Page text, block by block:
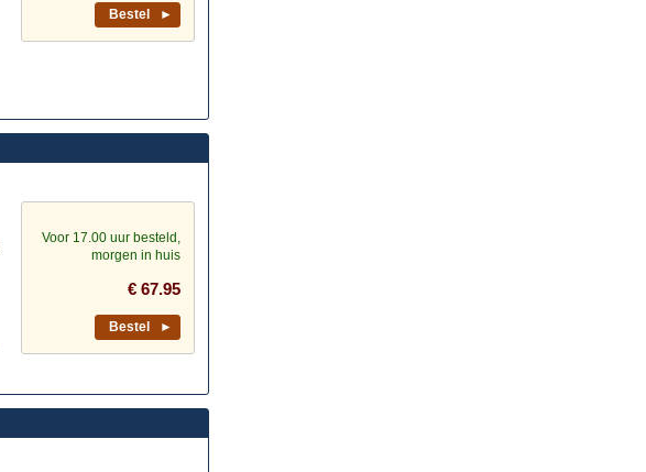
Bestel ►
Voor 17.00 uur besteld,
morgen in huis
€ 67.95
Bestel ►